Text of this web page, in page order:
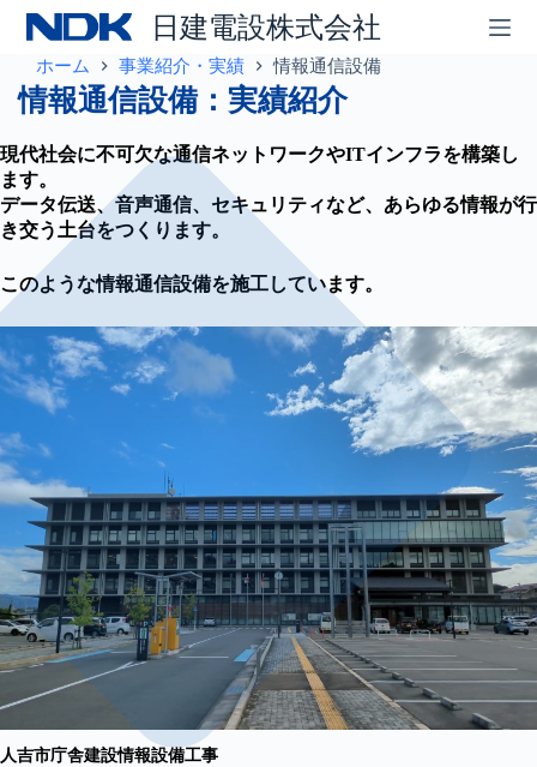
ス
キ
ッ
プ
日建電設株式会社
ホーム 事業紹介・実績 情報通信設備
情報通信設備：実績紹介
現代社会に不可欠な通信ネットワークやITインフラを構築し
ます。
データ伝送、音声通信、セキュリティなど、あらゆる情報が行
き交う土台をつくります。
このような情報通信設備を施工しています。
人吉市庁舎建設情報設備工事